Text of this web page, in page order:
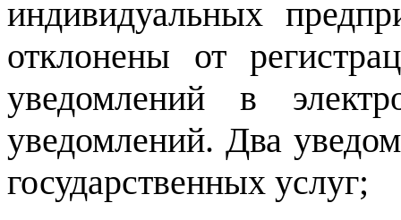
индивидуальных
отклонены от
уведомлений в
уведомлений. Два
государственных услуг;